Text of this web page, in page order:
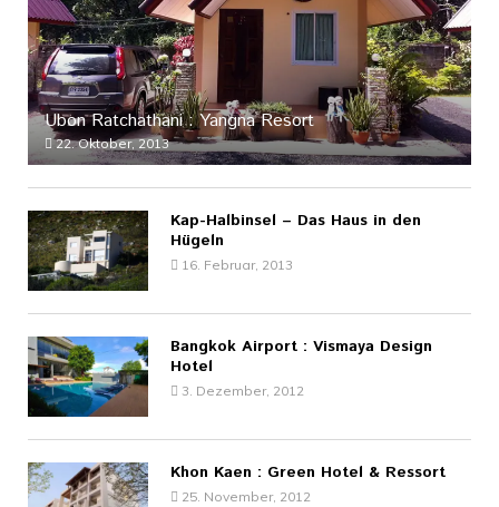
Ubon Ratchathani : Yangna Resort
22. Oktober, 2013
Kap-Halbinsel – Das Haus in den
Hügeln
16. Februar, 2013
Bangkok Airport : Vismaya Design
Hotel
3. Dezember, 2012
Khon Kaen : Green Hotel & Ressort
25. November, 2012